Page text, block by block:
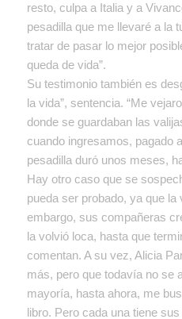
resto, culpa a Italia y a
pesadilla que me llevaré a la
tratar de pasar lo mejor
queda de vida”.
Su testimonio también es
la vida”, sentencia. “Me
donde se guardaban las
cuando ingresamos, pagado
pesadilla duró unos meses,
Hay otro caso que se
pueda ser probado, ya que
embargo, sus compañeras
la volvió loca, hasta que
comentan. A su vez, Alicia
más, pero que todavía no se
mayoría, hasta ahora, me
libro. Pero cada una tiene